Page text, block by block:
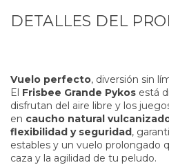
DETALLES DEL
Vuelo perfecto, diversión sin
El Frisbee Grande Pykos está
disfrutan del aire libre y los
en caucho natural
flexibilidad y seguridad,
estables y un vuelo prolongado
caza y la agilidad de tu peludo.